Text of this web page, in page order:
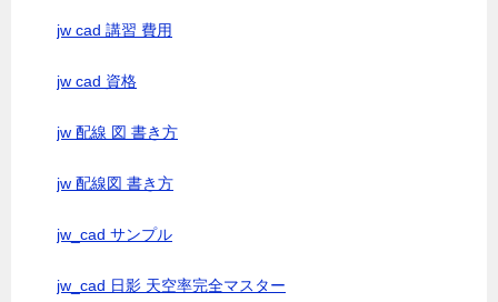
jw cad 講習 費用
jw cad 資格
jw 配線 図 書き方
jw 配線図 書き方
jw_cad サンプル
jw_cad 日影 天空率完全マスター